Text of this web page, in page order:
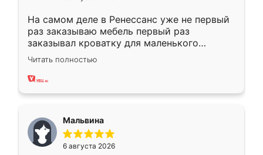
На самом деле в Ренессанс уже не первый
раз заказываю мебель первый раз
заказывал кроватку для маленького
ребёнка при его рождении ,во второй раз
заказал шкаф-купе. По качеству очень
хорошее сборка достаточно быстрая,
меньше, здесь же он более разнообразный.
Мне нравится ,если что-то потребуется из
мебели буду заказывать только здесь.
Читать полностью
Мальвина
6 августа 2026